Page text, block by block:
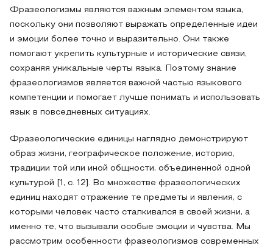
Фразеологизмы являются важным элементом языка,
поскольку они позволяют выражать определенные идеи
и эмоции более точно и выразительно. Они также
помогают укрепить культурные и исторические связи,
сохраняя уникальные черты языка. Поэтому знание
фразеологизмов является важной частью языкового
компетенции и помогает лучше понимать и использовать
язык в повседневных ситуациях.
Фразеологические единицы наглядно демонстрируют
образ жизни, географическое положение, историю,
традиции той или иной общности, объединенной одной
культурой [1, с. 12]. Во множестве фразеологических
единиц находят отражение те предметы и явления, с
которыми человек часто сталкивался в своей жизни, а
именно те, что вызывали особые эмоции и чувства. Мы
рассмотрим особенности фразеологизмов современных